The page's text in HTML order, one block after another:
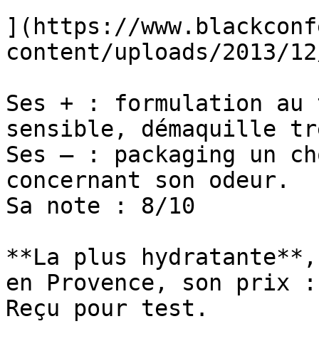
](https://
content/uploads/2013/
Ses + : formulation au
sensible, démaquille
Ses – : packaging un
concernant son odeur.
Sa note : 8/10
**La plus
en Provence, son prix
Reçu pour test.